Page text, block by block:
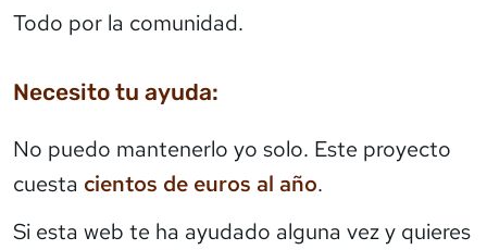
Todo por la comunidad.
Necesito tu ayuda:
No puedo mantenerlo yo solo. Este proyecto
cuesta cientos de euros al año.
Si esta web te ha ayudado alguna vez y quieres